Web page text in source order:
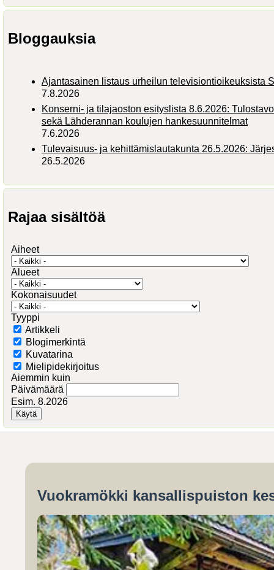
Bloggauksia
Ajantasainen listaus urheilun televisiontioikeuksista
7.8.2026
Konserni- ja tilajaoston esityslista 8.6.2026:
sekä Lähderannan koulujen hankesuunnitelmat
7.6.2026
Tulevaisuus- ja kehittämislautakunta 26.5.2026:
26.5.2026
Rajaa sisältöä
Aiheet
Alueet
Kokonaisuudet
Tyyppi
Artikkeli
Blogimerkintä
Kuvatarina
Mielipidekirjoitus
Aiemmin kuin
Päivämäärä
Esim. 8.2026
Vuokramökki kansallispuiston